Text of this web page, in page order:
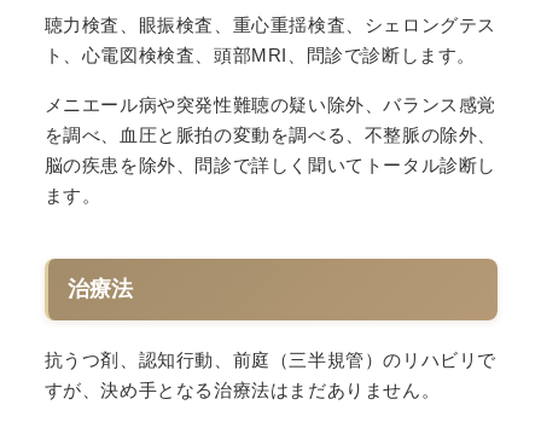
聴力検査、眼振検査、重心重揺検査、シェロングテス
ト、心電図検検査、頭部MRI、問診で診断します。
メニエール病や突発性難聴の疑い除外、バランス感覚
を調べ、血圧と脈拍の変動を調べる、不整脈の除外、
脳の疾患を除外、問診で詳しく聞いてトータル診断し
ます。
治療法
抗うつ剤、認知行動、前庭（三半規管）のリハビリで
すが、決め手となる治療法はまだありません。